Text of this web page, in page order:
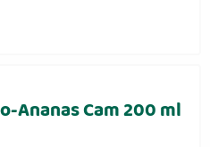
Ananas Cam 200 ml